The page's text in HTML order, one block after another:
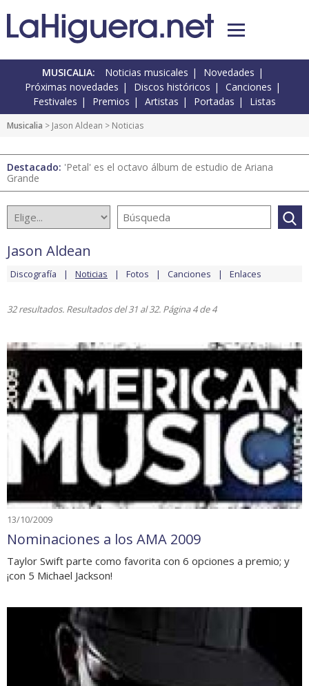
MUSICALIA: Noticias musicales
Novedades
Próximas novedades
Discos históricos
Canciones
Festivales
Premios Artistas Portadas Listas
Musicalia > Jason Aldean > Noticias
Destacado: 'Petal' es el octavo álbum de estudio de Ariana
Grande
Jason Aldean
Discografía Noticias Fotos Canciones Enlaces
32 resultados. Resultados del 31 al 32. Página 4 de 4
13/10/2009
Nominaciones a los AMA 2009
Taylor Swift parte como favorita con 6 opciones a premio; y
¡con 5 Michael Jackson!